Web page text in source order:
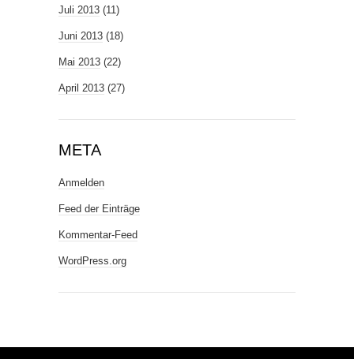
Juli 2013 (11)
Juni 2013 (18)
Mai 2013 (22)
April 2013 (27)
META
Anmelden
Feed der Einträge
Kommentar-Feed
WordPress.org